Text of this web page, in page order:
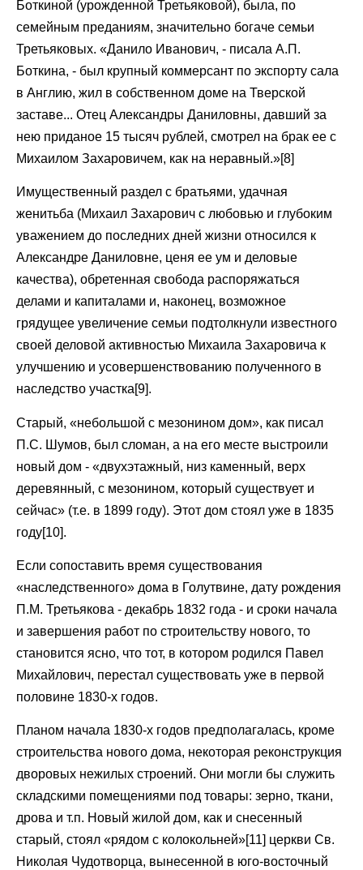
Боткиной (урожденной Третьяковой), была, по
семейным преданиям, значительно богаче семьи
Третьяковых. «Данило Иванович, - писала А.П.
Боткина, - был крупный коммерсант по экспорту сала
в Англию, жил в собственном доме на Тверской
заставе... Отец Александры Даниловны, давший за
нею приданое 15 тысяч рублей, смотрел на брак ее с
Михаилом Захаровичем, как на неравный.»[8]
Имущественный раздел с братьями, удачная
женитьба (Михаил Захарович с любовью и глубоким
уважением до последних дней жизни относился к
Александре Даниловне, ценя ее ум и деловые
качества), обретенная свобода распоряжаться
делами и капиталами и, наконец, возможное
грядущее увеличение семьи подтолкнули известного
своей деловой активностью Михаила Захаровича к
улучшению и усовершенствованию полученного в
наследство участка[9].
Старый, «небольшой с мезонином дом», как писал
П.С. Шумов, был сломан, а на его месте выстроили
новый дом - «двухэтажный, низ каменный, верх
деревянный, с мезонином, который существует и
сейчас» (т.е. в 1899 году). Этот дом стоял уже в 1835
году[10].
Если сопоставить время существования
«наследственного» дома в Голутвине, дату рождения
П.М. Третьякова - декабрь 1832 года - и сроки начала
и завершения работ по строительству нового, то
становится ясно, что тот, в котором родился Павел
Михайлович, перестал существовать уже в первой
половине 1830-х годов.
Планом начала 1830-х годов предполагалась, кроме
строительства нового дома, некоторая реконструкция
дворовых нежилых строений. Они могли бы служить
складскими помещениями под товары: зерно, ткани,
дрова и т.п. Новый жилой дом, как и снесенный
старый, стоял «рядом с колокольней»[11] церкви Св.
Николая Чудотворца, вынесенной в юго-восточный